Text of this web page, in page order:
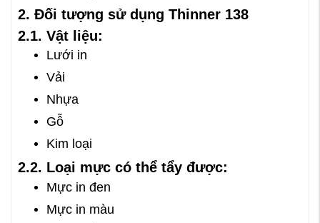
2. Đối tượng sử dụng Thinner 138
2.1. Vật liệu:
Lưới in
Vải
Nhựa
Gỗ
Kim loại
2.2. Loại mực có thể tẩy được:
Mực in đen
Mực in màu